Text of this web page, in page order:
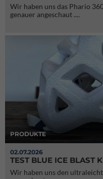
Wir haben uns das Phario
genauer angeschaut ....
PRODUKTE
02.07.2026
TEST BLUE ICE BLAST
Wir haben uns den